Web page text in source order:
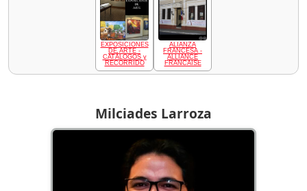
Milciades Larroza
EXPOSICIONES
DE ARTE -
CATÁLOGOS y
RECORRIDO
ALIANZA
FRANCESA -
ALLIANCE
FRANCAISE